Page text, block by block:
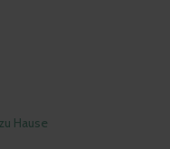
Hause